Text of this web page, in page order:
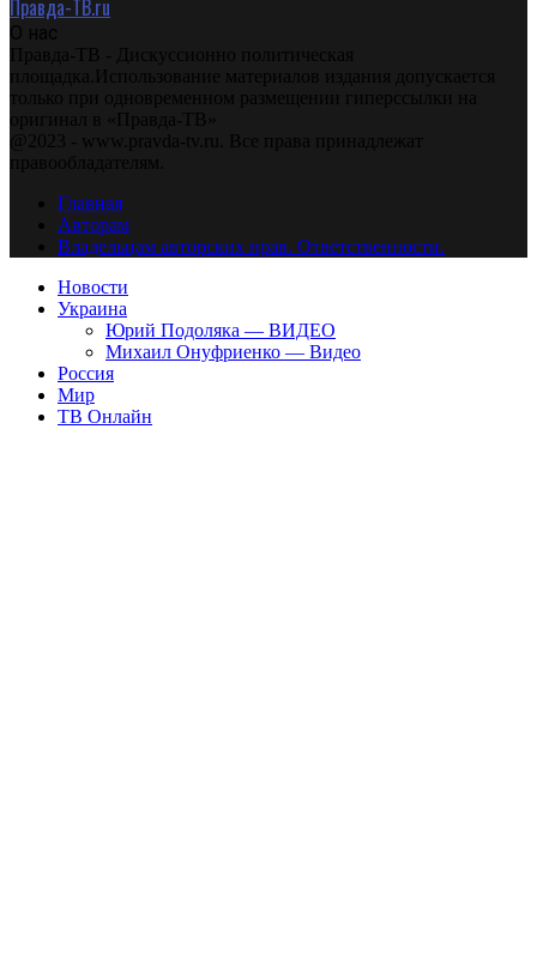
Правда-ТВ.ru
О нас
Правда-ТВ - Дискуссионно политическая
площадка.Использование материалов издания допускается
только при одновременном размещении гиперссылки на
оригинал в «Правда-ТВ»
@2023 - www.pravda-tv.ru. Все права принадлежат
правообладателям.
Главная
Авторам
Владельцам авторских прав. Ответственности.
Новости
Украина
Юрий Подоляка — ВИДЕО
Михаил Онуфриенко — Видео
Россия
Мир
ТВ Онлайн